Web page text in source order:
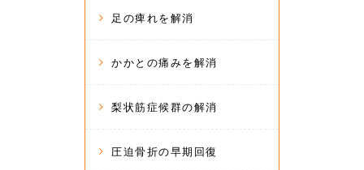
足の痺れを解消
かかとの痛みを解消
梨状筋症候群の解消
圧迫骨折の早期回復